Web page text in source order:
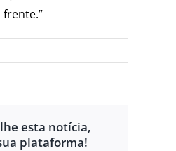
esta notícia,
plataforma!